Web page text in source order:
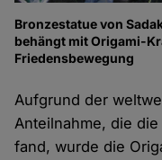
Bronzestatue von
behängt mit Origami-
Friedensbewegung
Aufgrund der
Anteilnahme, die
fand, wurde die